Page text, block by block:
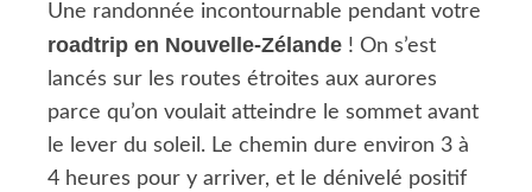
Une randonnée incontournable pendant votre
roadtrip en Nouvelle-Zélande ! On s’est
lancés sur les routes étroites aux aurores
parce qu’on voulait atteindre le sommet avant
le lever du soleil. Le chemin dure environ 3 à
4 heures pour y arriver, et le dénivelé positif